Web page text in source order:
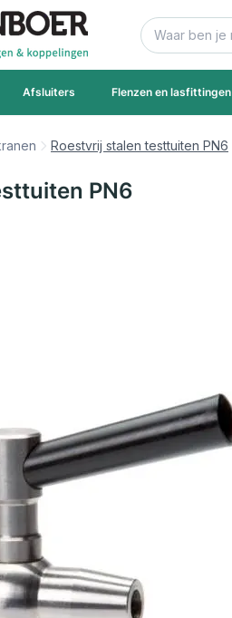
Zoek
Afsluiters Flenzen en lasfittingen
Roestvrij stalen testtuiten PN6
PN6